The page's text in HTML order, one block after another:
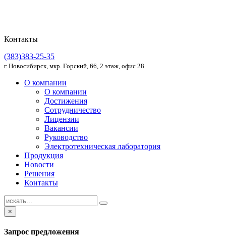
Контакты
(383)383-25-35
г. Новосибирск, мкр. Горский, 66, 2 этаж, офис 28
О компании
О компании
Достижения
Сотрудничество
Лицензии
Вакансии
Руководство
Электротехническая лаборатория
Продукция
Новости
Решения
Контакты
×
Запрос предложения